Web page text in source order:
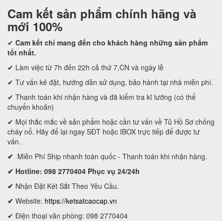
Cam kết sản phẩm chính hãng và
mới 100%
✔ Cam kết chỉ mang đến cho khách hàng những sản phẩm
tốt nhất.
✔ Làm việc từ 7h đến 22h cả thứ 7,CN và ngày lễ
✔ Tư vấn kê đặt, hướng dẫn sử dụng, bảo hành tại nhà miễn phí.
✔ Thanh toán khi nhận hàng và đã kiểm tra kĩ lưỡng (có thể
chuyển khoản)
✔ Mọi thắc mắc về sản phẩm hoặc cần tư vấn về Tủ Hồ Sơ chống
cháy nổ. Hãy để lại ngay SĐT hoặc IBOX trực tiếp để được tư
vấn.
✔ Miễn Phí Ship nhanh toàn quốc - Thanh toán khi nhận hàng.
✔ Hotline: 098 2770404 Phục vụ 24/24h
✔ Nhận Đặt Két Sắt Theo Yêu Cầu.
✔ Website: https://ketsatcaocap.vn
✔ Điện thoại văn phòng: 098 2770404